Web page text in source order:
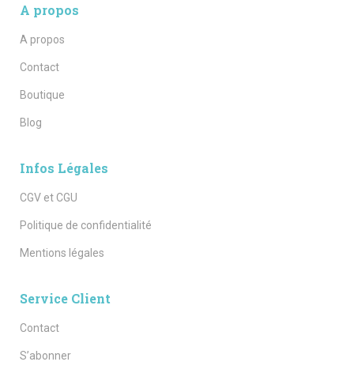
A propos
A propos
Contact
Boutique
Blog
Infos Légales
CGV et CGU
Politique de confidentialité
Mentions légales
Service Client
Contact
S’abonner